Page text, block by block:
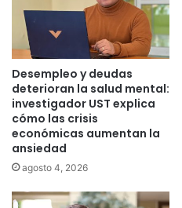
Desempleo y deudas
deterioran la salud mental:
investigador UST explica
cómo las crisis
económicas aumentan la
ansiedad
agosto 4, 2026